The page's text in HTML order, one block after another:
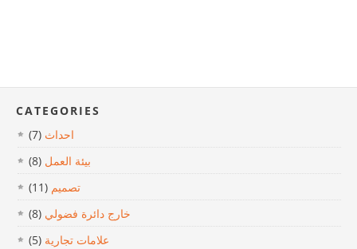
CATEGORIES
احداث (7)
بيئة العمل (8)
تصميم (11)
خارج دائرة فضولي (8)
علامات تجارية (5)